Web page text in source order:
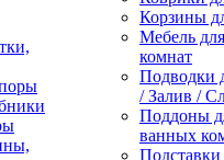
Корзины
Мебель
комнат
Подводки
/ Залив /
Поддоны
ванных